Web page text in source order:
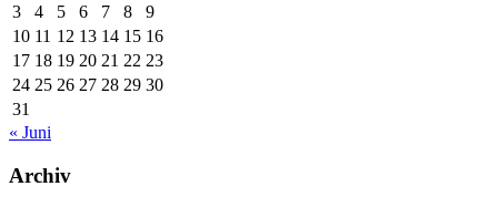
3
4 5 6 7 8
9
10 11 12 13 14 15 16
17 18 19 20 21 22 23
24 25 26 27 28 29 30
31
« Juni
Archiv